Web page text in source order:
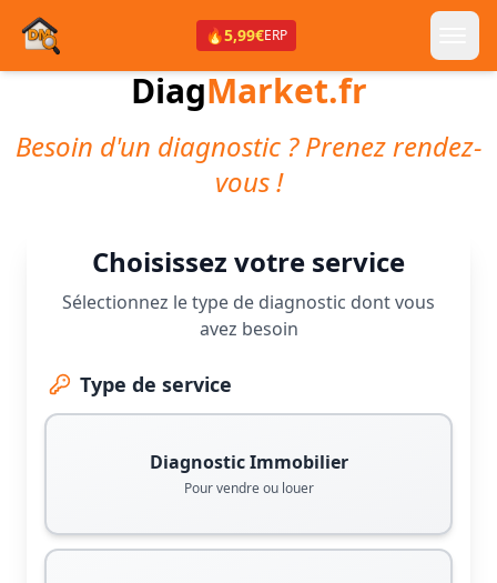
🔥5,99€ERP
DiagMarket.fr
Besoin d'un diagnostic ? Prenez rendez-
vous !
Choisissez votre service
Sélectionnez le type de diagnostic dont vous
avez besoin
Type de service
Diagnostic Immobilier
Pour vendre ou louer